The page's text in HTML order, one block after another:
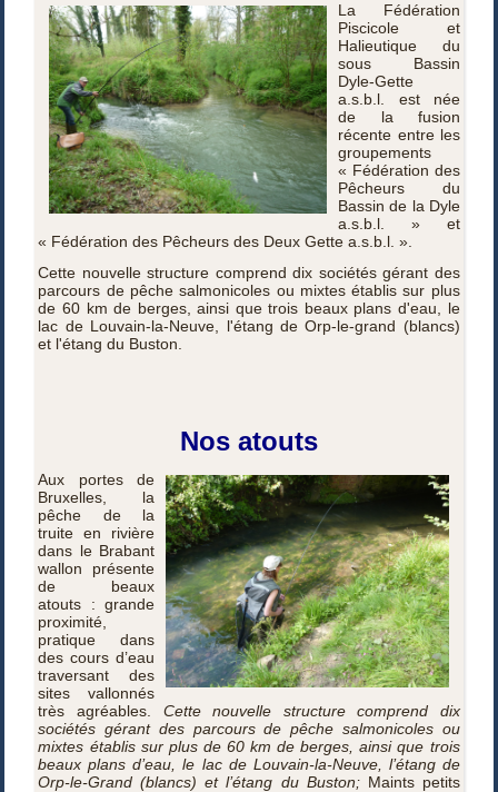
La Fédération
Piscicole et
Halieutique du
sous Bassin
Dyle-Gette
a.s.b.l. est née
de la fusion
récente entre les
groupements
« Fédération des
Pêcheurs du
Bassin de la Dyle
a.s.b.l. » et
« Fédération des Pêcheurs des Deux Gette a.s.b.l. ».
Cette nouvelle structure comprend dix sociétés gérant des
parcours de pêche salmonicoles ou mixtes établis sur plus
de 60 km de berges, ainsi que trois beaux plans d'eau, le
lac de Louvain-la-Neuve, l'étang de Orp-le-grand (blancs)
et l'étang du Buston.
Nos atouts
Aux portes de
Bruxelles, la
pêche de la
truite en rivière
dans le Brabant
wallon présente
de beaux
atouts : grande
proximité,
pratique dans
des cours d’eau
traversant des
sites vallonnés
très agréables. Cette nouvelle structure comprend dix
sociétés gérant des parcours de pêche salmonicoles ou
mixtes établis sur plus de 60 km de berges, ainsi que trois
beaux plans d’eau, le lac de Louvain-la-Neuve, l’étang de
Orp-le-Grand (blancs) et l’étang du Buston; Maints petits